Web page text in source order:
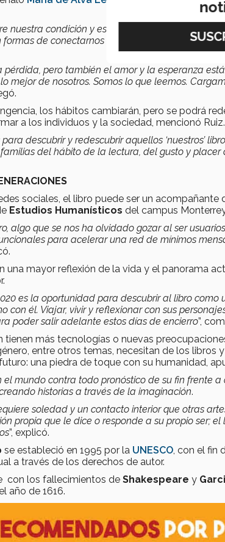
nuestra condición y es un asidero para soportar
de conectarnos entre nosotros, para
pérdida, pero también el amor y la esperanza
mejor de nosotros. Somos lo que leemos.
los hábitos cambiarán, pero se podrá
a los individuos y la sociedad, mencionó Ruiz.
descubrir y redescubrir aquellos ‘nuestros’
familias del hábito de la lectura, del gusto y
sociales, el libro puede ser un acompañante
Estudios Humanísticos del campus
algo que se nos ha olvidado gozar al ser
para acelerar una red de mínimos
una mayor reflexión de la vida y el panorama
es la oportunidad para descubrir al libro como
con él. Viajar, vivir y reflexionar con sus
poder salir adelante estos días de encierro”,
tienen más tecnologías o nuevas
entre otros temas, necesitan de los libros
una piedra de toque con su humanidad,
mundo contra todo pronóstico de su fin frente a
historias a través de la imaginación.
soledad y un contacto interior que otras
propia que le dice o responde a su propio ser; el
”, explicó.
se estableció en 1995 por la UNESCO, con el fin
a través de los derechos de autor.
con los fallecimientos de Shakespeare y
año de 1616.